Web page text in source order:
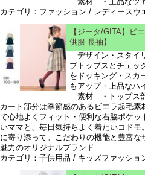
カテゴリ：ファッション / レディースウ
【ジータ/GITA】ビ
供服 長袖】
―デザイン・スタイ
ブトップスとチェッ
をドッキング・スカ
もアップ・上品なハ
―素材―・トップス
カート部分は季節感のあるビエラ起毛
で心地よくフィット・便利な右脇ポケ
いママと、毎日気持ちよく着たいコド
に寄り添って。こだわりの機能と豊富
魅力のオリジナルブランド
カテゴリ：子供用品 / キッズファッショ